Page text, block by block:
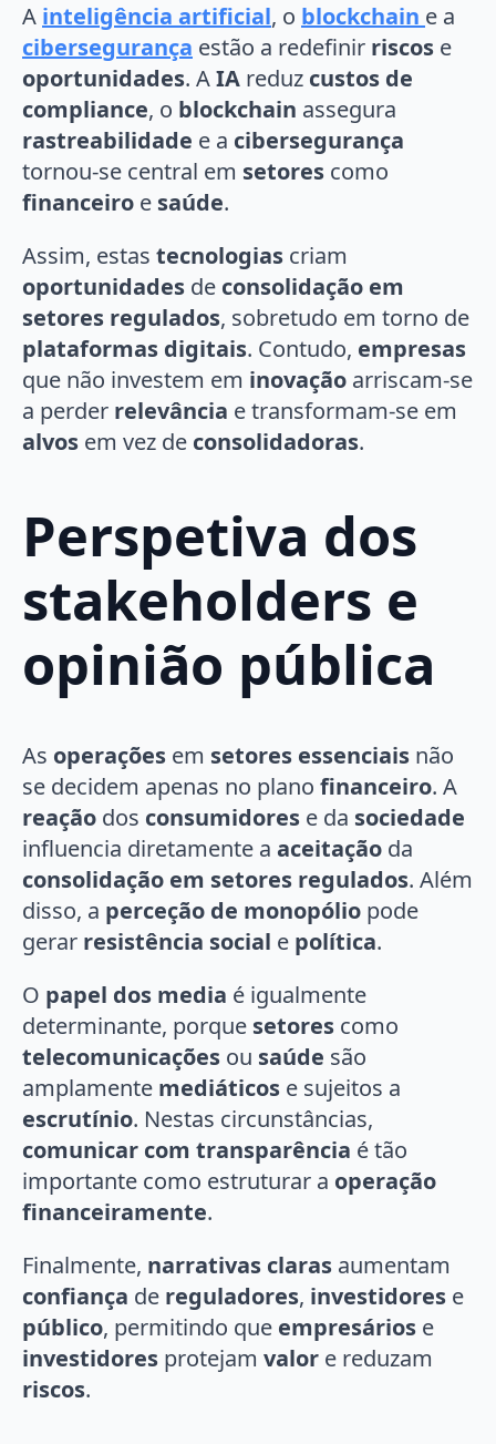
A inteligência artificial, o blockchain e a
cibersegurança estão a redefinir riscos e
oportunidades. AIA reduz custos de
compliance, o blockchain assegura
rastreabilidade e a cibersegurança
tornou-se central em setores como
financeiro e saúde.
Assim, estas tecnologias criam
oportunidades de consolidação em
setores regulados, sobretudo em torno de
plataformas digitais. Contudo, empresas
que não investem em inovação arriscam-se
a perder relevância e transformam-se em
alvos em vez de consolidadoras.
Perspetiva dos
stakeholders e
opinião pública
As operações em setores essenciais não
se decidem apenas no plano financeiro. A
reação dos consumidores e da sociedade
influencia diretamente a aceitação da
consolidação em setores regulados. Além
disso, a perceção de monopólio pode
gerar resistência social e política.
O papel dos media é igualmente
determinante, porque setores como
telecomunicações ou saúde são
amplamente mediáticos e sujeitos a
escrutínio. Nestas circunstâncias,
comunicar com transparência é tão
importante como estruturar a operação
financeiramente.
Finalmente, narrativas claras aumentam
confiança de reguladores, investidores e
público, permitindo que empresários e
investidores protejam valor e reduzam
riscos.